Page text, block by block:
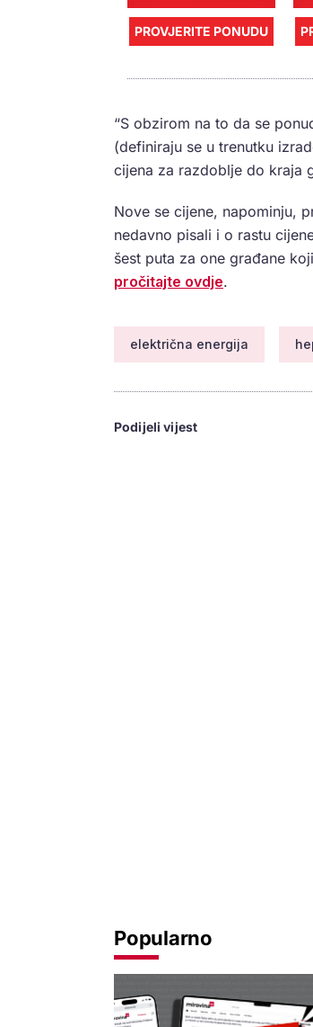
PROVJERITE PONUDU
“S obzirom na to da se
(definiraju se u trenutku
cijena za razdoblje do kraja
Nove se cijene, napominju,
nedavno pisali i o rastu
šest puta za one građane
pročitajte ovdje.
električna energija
Podijeli vijest
Popularno